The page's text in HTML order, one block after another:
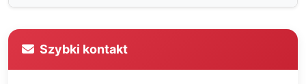
Szybki kontakt